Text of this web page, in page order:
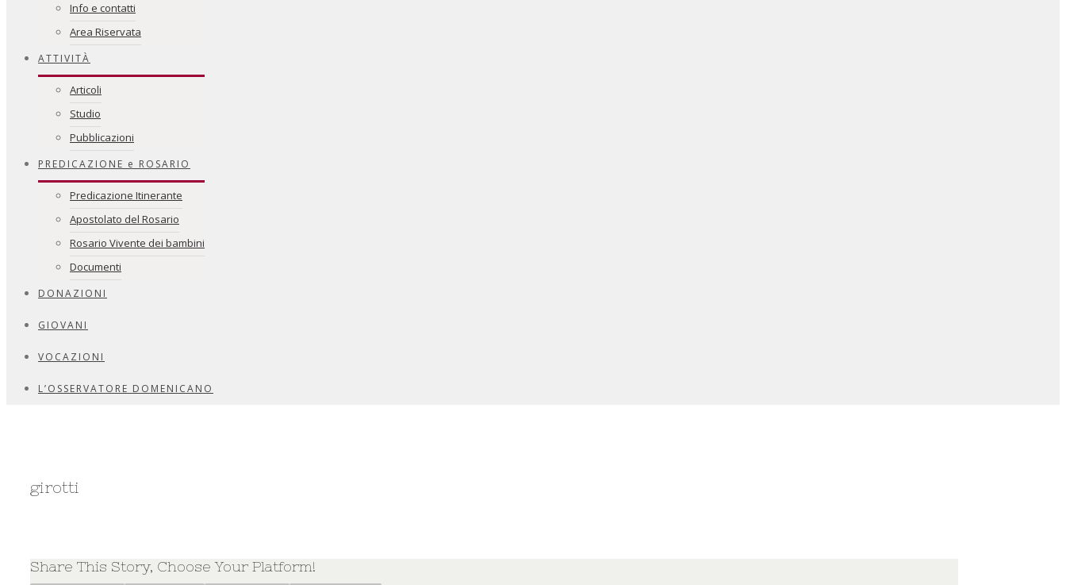
Info e contatti
Area Riservata
ATTIVITÀ
Articoli
Studio
Pubblicazioni
PREDICAZIONE e ROSARIO
Predicazione Itinerante
Apostolato del Rosario
Rosario Vivente dei bambini
Documenti
DONAZIONI
GIOVANI
VOCAZIONI
L’OSSERVATORE DOMENICANO
girotti
Share This Story, Choose Your Platform!